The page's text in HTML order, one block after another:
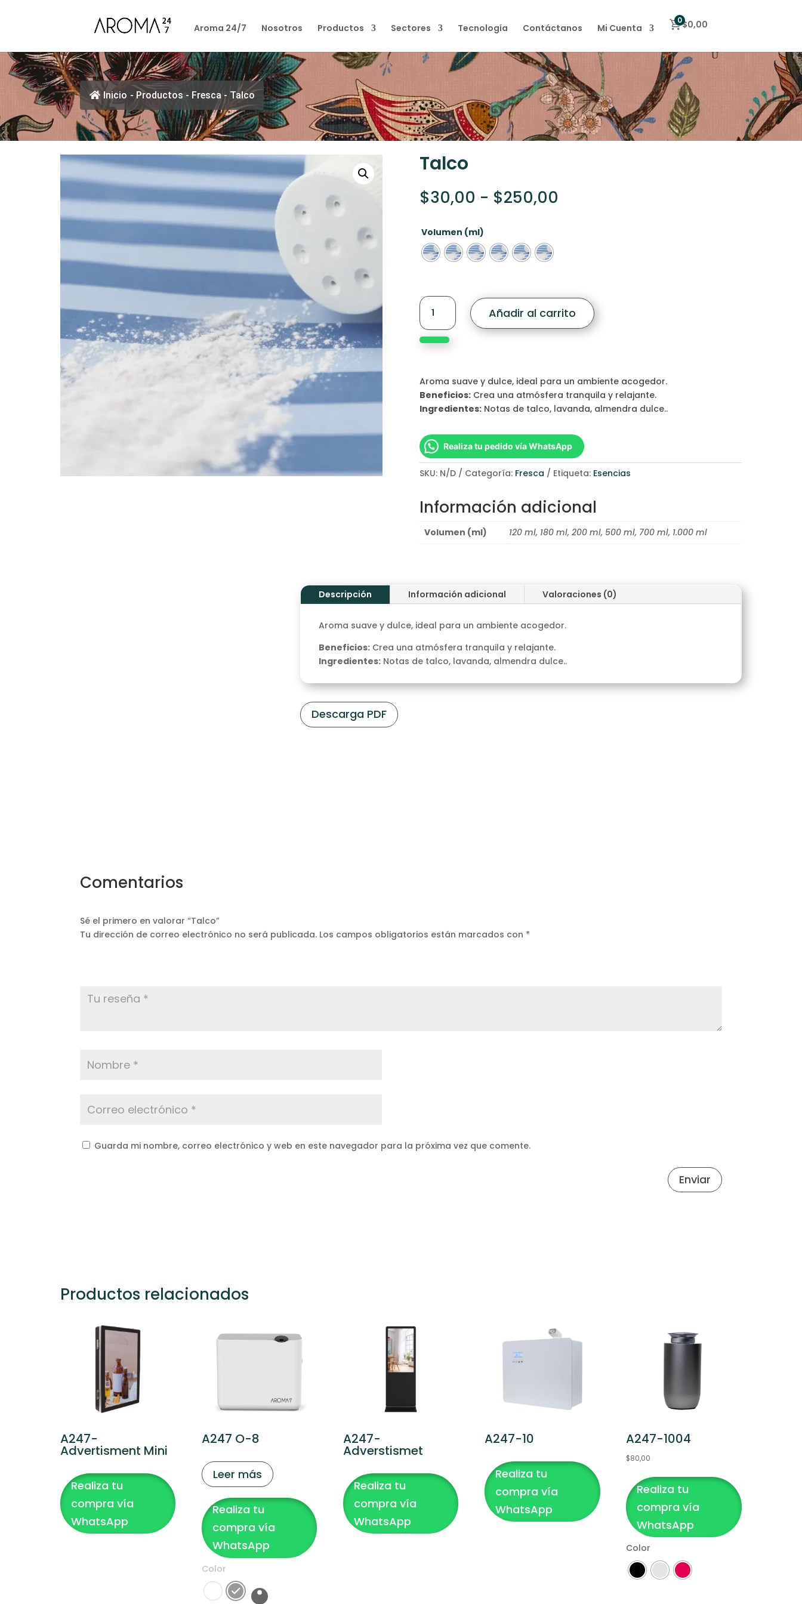
Aroma 24/7 Nosotros Productos Sectores Tecnología Contáctanos Mi Cuenta
0$0,00
Inicio - Productos - Fresca - Talco
Talco
$30,00 - $250,00
Volumen (ml)
Talco
cantidad
Añadir al carrito
Aroma suave y dulce, ideal para un ambiente acogedor.
Beneficios: Crea una atmósfera tranquila y relajante.
Ingredientes: Notas de talco, lavanda, almendra dulce..
Realiza tu pedido vía WhatsApp
SKU: N/D Categoría: Fresca Etiqueta: Esencias
Información adicional
Volumen (ml) 120 ml, 180 ml, 200 ml, 500 ml, 700 ml, 1.000 ml
Descripción Información adicional Valoraciones (0)
Aroma suave y dulce, ideal para un ambiente acogedor.
Beneficios:Crea una atmósfera tranquila y relajante.
Ingredientes:Notas de talco, lavanda, almendra dulce..
Descarga PDF
Comentarios
Sé el primero en valorar “Talco”
Tu dirección de correo electrónico no será publicada. Los campos obligatorios están marcados con *
Guarda mi nombre, correo electrónico y web en este navegador para la próxima vez que comente.
Enviar
Productos relacionados
A247-
Advertisment Mini
Realiza tu
compra vía
WhatsApp
A247 O-8
Leer más
Realiza tu
compra vía
WhatsApp
Color
A247-
Adverstismet
Realiza tu
compra vía
WhatsApp
A247-10
Realiza tu
compra vía
WhatsApp
A247-1004
$80,00
producto
tiene
múltiples
variantes.
Las
opciones
se
Realiza tu
compra vía
WhatsApp
Color